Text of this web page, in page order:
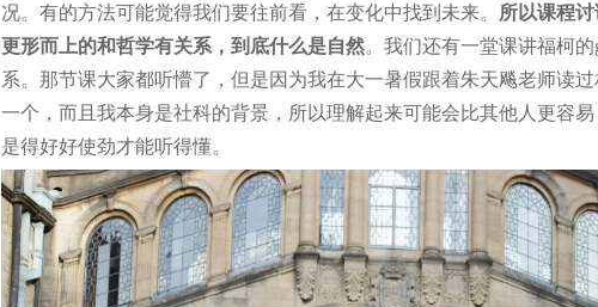
况。有的方法可能觉得我们要往前看，在变化中找到未来。
所以课程
更形而上的和哲学有关系，到底什么是自然。我们还有一堂课讲福柯的
系。那节课大家都听懵了，但是因为我在大一暑假跟着朱天飚老师读
一个，而且我本身是社科的背景，所以理解起来可能会比其他人更容
是得好好使劲才能听得懂。